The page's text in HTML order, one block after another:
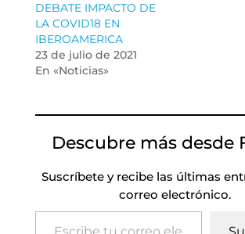
DEBATE IMPACTO DE
LA COVID18 EN
IBEROAMERICA
23 de julio de 2021
En «Noticias»
Descubre más desde
Suscríbete y recibe las últimas
correo electrónico.
Escribe tu correo electrónico…